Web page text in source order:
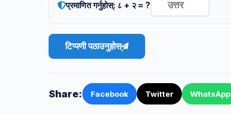
प्रमाणित गर्नुहोस्: ८ + २ = ?
टिप्पणी पठाउनुहोस्
Share: Facebook Twitter WhatsApp